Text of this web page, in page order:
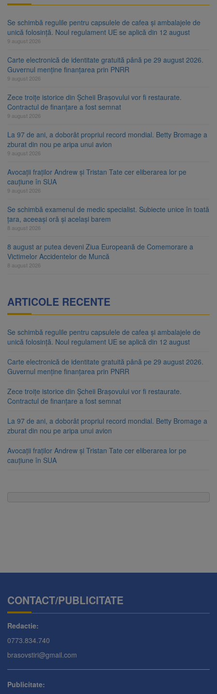
Se schimbă regulile pentru capsulele de cafea și ambalajele de
unică folosință. Noul regulament UE se aplică din 12 august
9 august 2026
Carte electronică de identitate gratuită până pe 29 august 2026.
Guvernul menține finanțarea prin PNRR
9 august 2026
Zece troițe istorice din Șcheii Brașovului vor fi restaurate.
Contractul de finanțare a fost semnat
9 august 2026
La 97 de ani, a doborât propriul record mondial. Betty Bromage a
zburat din nou pe aripa unui avion
9 august 2026
Avocații fraților Andrew și Tristan Tate cer eliberarea lor pe
cauțiune în SUA
9 august 2026
Se schimbă examenul de medic specialist. Subiecte unice în toată
țara, aceeași oră și același barem
8 august 2026
8 august ar putea deveni Ziua Europeană de Comemorare a
Victimelor Accidentelor de Muncă
8 august 2026
ARTICOLE RECENTE
Se schimbă regulile pentru capsulele de cafea și ambalajele de
unică folosință. Noul regulament UE se aplică din 12 august
Carte electronică de identitate gratuită până pe 29 august 2026.
Guvernul menține finanțarea prin PNRR
Zece troițe istorice din Șcheii Brașovului vor fi restaurate.
Contractul de finanțare a fost semnat
La 97 de ani, a doborât propriul record mondial. Betty Bromage a
zburat din nou pe aripa unui avion
Avocații fraților Andrew și Tristan Tate cer eliberarea lor pe
cauțiune în SUA
CONTACT/PUBLICITATE
Redactie:
0773.834.740
brasovstiri@gmail.com
Publicitate: